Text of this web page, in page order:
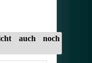
auch noch